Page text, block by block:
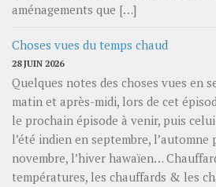
aménagements que […]
Choses vues du temps chaud
28 JUIN 2026
Quelques notes des choses vues en
matin et après-midi, lors de cet
le prochain épisode à venir, puis
l’été indien en septembre, l’automne
novembre, l’hiver hawaïen…
températures, les chauffards & les